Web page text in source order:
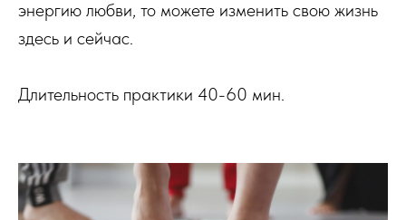
энергию любви, то можете изменить свою жизнь
здесь и сейчас.
Длительность практики 40-60 мин.